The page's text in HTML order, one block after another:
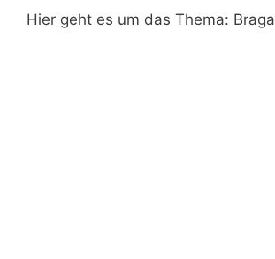
Hier geht es um das Thema: Braga